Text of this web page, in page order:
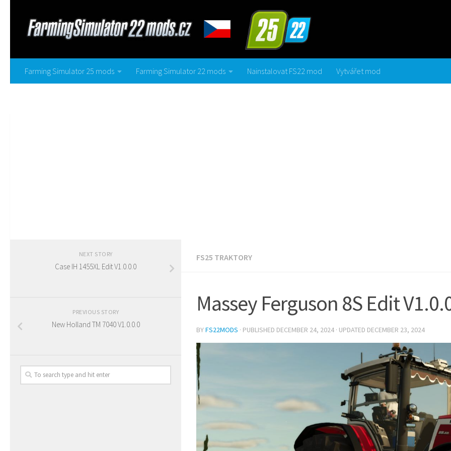
Farming Simulator 25 mods Farming Simulator 22 mods Nainstalovat FS22 mod Vytvářet mod
FS25 TRAKTORY
Massey Ferguson 8S Edit
BYFS22MODS · PUBLISHED DECEMBER 24, 2024 · UPDATED DECEMBER 23, 2024
NEXT STORY
Case IH 1455XL Edit V1.0.0.0
PREVIOUS STORY
New Holland TM 7040 V1.0.0.0